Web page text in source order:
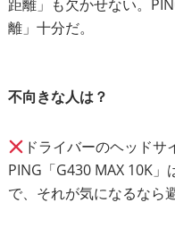
距離」も欠かせない。
離」十分だ。
不向きな人は？
ドライバーのヘッドサ
PING「G430 MAX 10K
で、それが気になるなら